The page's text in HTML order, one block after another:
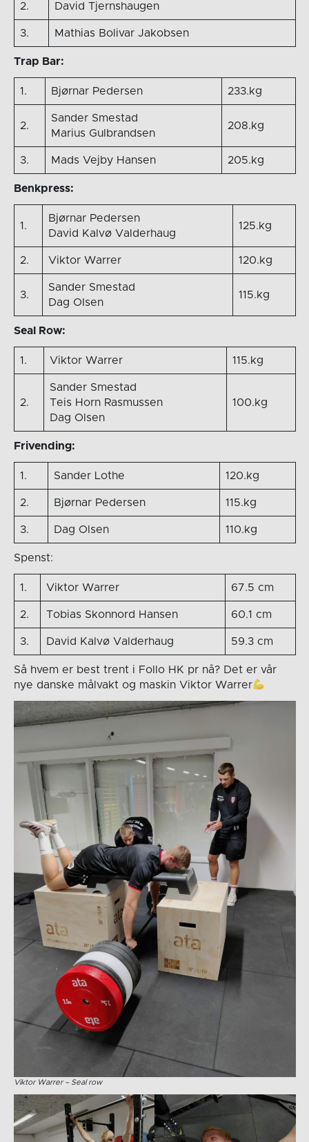
2. David Tjernshaugen
3. Mathias Bolivar Jakobsen
Trap Bar:
1. Bjørnar Pedersen 233.kg
2.
Sander Smestad
Marius Gulbrandsen
208.kg
3. Mads Vejby Hansen 205.kg
Benkpress:
1.
Bjørnar Pedersen
David Kalvø Valderhaug
125.kg
2. Viktor Warrer 120.kg
3.
Sander Smestad
Dag OIsen
115.kg
Seal Row:
1. Viktor Warrer 115.kg
2.
Sander Smestad
Teis Horn Rasmussen
Dag Olsen
100.kg
Frivending:
1. Sander Lothe 120.kg
2. Bjørnar Pedersen 115.kg
3. Dag Olsen 110.kg
Spenst:
1. Viktor Warrer 67.5 cm
2. Tobias Skonnord Hansen 60.1 cm
3. David Kalvø Valderhaug 59.3 cm
Så hvem er best trent i Follo HK pr nå? Det er vår
nye danske målvakt og maskin Viktor Warrer
Viktor Warrer – Seal row